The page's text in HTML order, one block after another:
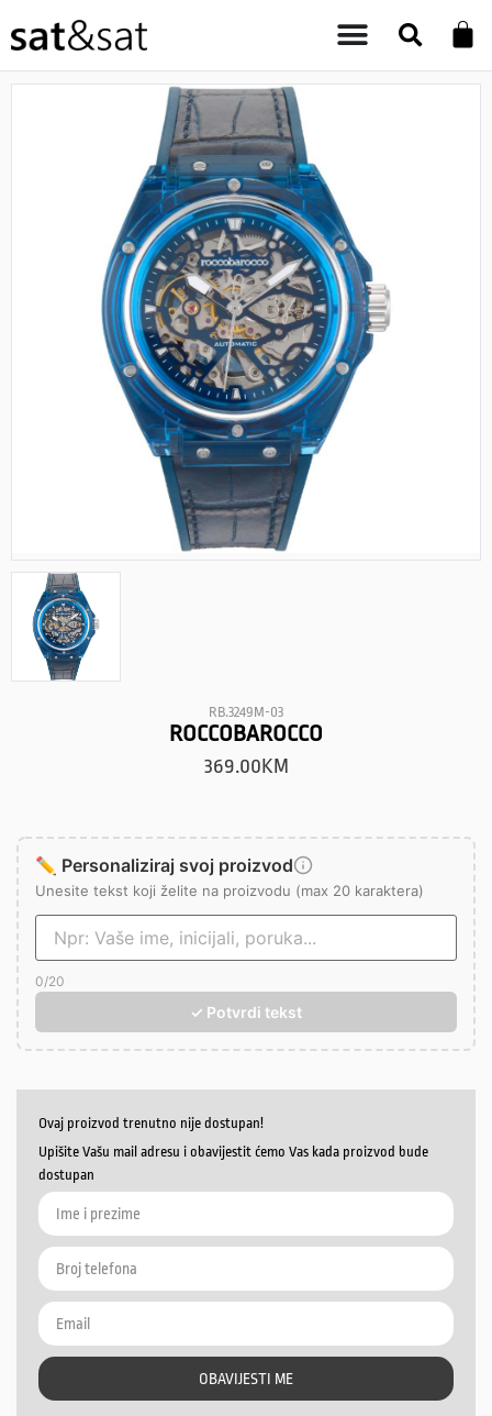
RB.3249M-03
ROCCOBAROCCO
369.00KM
✏️ Personaliziraj svoj proizvod
Unesite tekst koji želite na proizvodu (max 20 karaktera)
0/20
✓ Potvrdi tekst
Ovaj proizvod trenutno nije dostupan!
Upišite Vašu mail adresu i obavijestit ćemo Vas kada proizvod bude
dostupan
OBAVIJESTI ME